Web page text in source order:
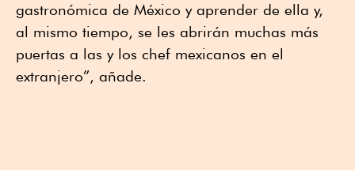
gastronómica de México y aprender de ella y,
al mismo tiempo, se les abrirán muchas más
puertas a las y los chef mexicanos en el
extranjero”, añade.